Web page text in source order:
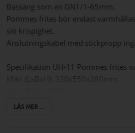
Bassäng som en GN1/1-65mm.
Pommes frites bör endast
sin krispighet.
Anslutningskabel med stickpropp
Specifikation UH-11 Pommes frites
Mått (LxBxH): 330x550x380mm
Spänning: 230V, 1-fas
LÄS MER ...